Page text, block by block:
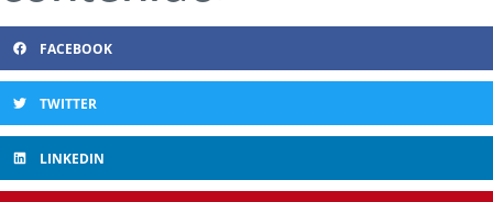
FACEBOOK
TWITTER
LINKEDIN